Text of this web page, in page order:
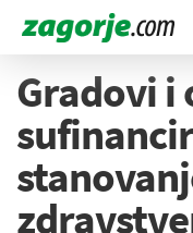
Gradovi i